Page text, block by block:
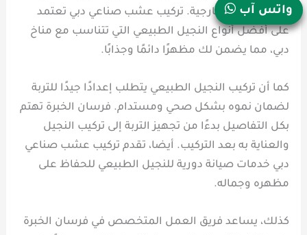
والمساحات الخارجية. تركيب عشب صناعي دبي تعتمد
على أفضل أنواع النجيل الطبيعي التي تتناسب مع مناخ
دبي، مما يضمن لك مظهرًا دائمًا وجذابًا.
كما أن تركيب النجيل الطبيعي يتطلب إعدادًا جيدًا للتربة
لضمان نموه بشكل صحي ومستدام. فرسان الخبرة تهتم
بكل التفاصيل بدءًا من تجهيز التربة إلى تركيب النجيل
والعناية به بعد التركيب. أيضا، تقدم تركيب عشب صناعي
دبي خدمات صيانة دورية للنجيل الطبيعي للحفاظ على
مظهره وجماله.
كذلك، يساعد فريق العمل المتخصص في فرسان الخبرة
واتس آب